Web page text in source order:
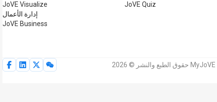
JoVE Visualize
إدارة الأعمال
JoVE Business
JoVE Quiz